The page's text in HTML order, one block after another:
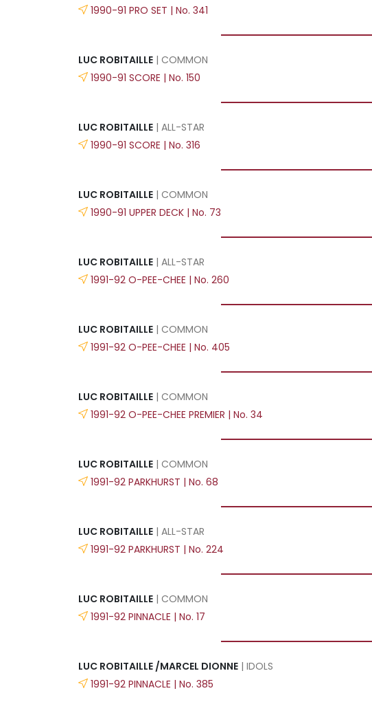
1990-91 PRO SET | No. 341
LUC ROBITAILLE | COMMON
1990-91 SCORE | No. 150
LUC ROBITAILLE | ALL-STAR
1990-91 SCORE | No. 316
LUC ROBITAILLE | COMMON
1990-91 UPPER DECK | No. 73
LUC ROBITAILLE | ALL-STAR
1991-92 O-PEE-CHEE | No. 260
LUC ROBITAILLE | COMMON
1991-92 O-PEE-CHEE | No. 405
LUC ROBITAILLE | COMMON
1991-92 O-PEE-CHEE PREMIER | No. 34
LUC ROBITAILLE | COMMON
1991-92 PARKHURST | No. 68
LUC ROBITAILLE | ALL-STAR
1991-92 PARKHURST | No. 224
LUC ROBITAILLE | COMMON
1991-92 PINNACLE | No. 17
LUC ROBITAILLE /MARCEL DIONNE | IDOLS
1991-92 PINNACLE | No. 385